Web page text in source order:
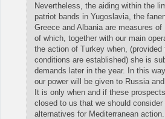
Nevertheless, the aiding within the
patriot bands in Yugoslavia, the
Greece and Albania are measures of
of which, together with our main
the action of Turkey when, (provided
conditions are established) she is
demands later in the year. In this
our power will be given to Russia
It is only when and if these
closed to us that we should consider
alternatives for Mediterranean action.